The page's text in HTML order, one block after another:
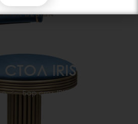
СТОЛ IRIS
Бар стол IRIS